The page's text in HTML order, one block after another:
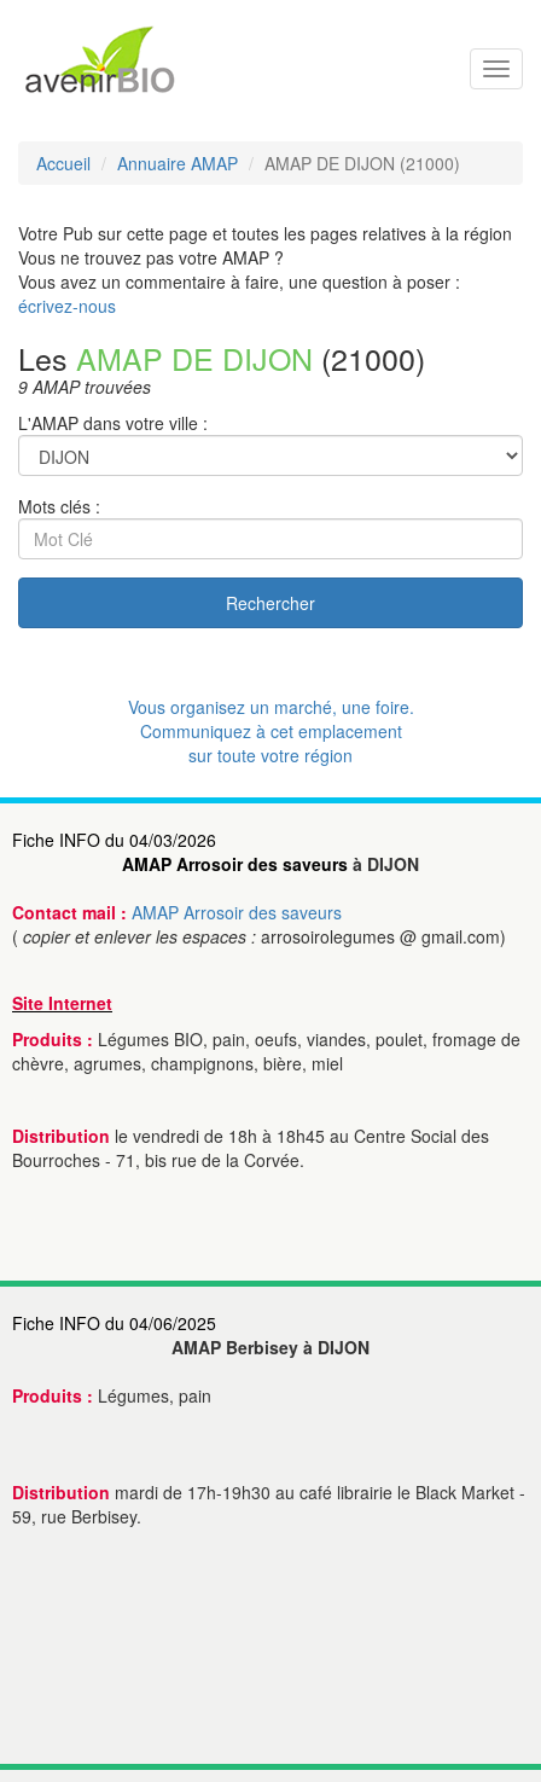
Accueil Annuaire AMAP AMAP DE DIJON (21000)
Votre Pub sur cette page et toutes les pages relatives à la région
Vous ne trouvez pas votre AMAP ?
Vous avez un commentaire à faire, une question à poser :
écrivez-nous
Les AMAP DE DIJON (21000)
9 AMAP trouvées
L'AMAP dans votre ville :
Mots clés :
Rechercher
Vous organisez un marché, une foire.
Communiquez à cet emplacement
sur toute votre région
Fiche INFO du 04/03/2026
AMAP Arrosoir des saveurs à DIJON
Contact mail : AMAP Arrosoir des saveurs
( copier et enlever les espaces : arrosoirolegumes @ gmail.com)
Site Internet
Produits : Légumes BIO, pain, oeufs, viandes, poulet, fromage de
chèvre, agrumes, champignons, bière, miel
Distribution le vendredi de 18h à 18h45 au Centre Social des
Bourroches - 71, bis rue de la Corvée.
Fiche INFO du 04/06/2025
AMAP Berbisey à DIJON
Produits : Légumes, pain
Distribution mardi de 17h-19h30 au café librairie le Black Market -
59, rue Berbisey.